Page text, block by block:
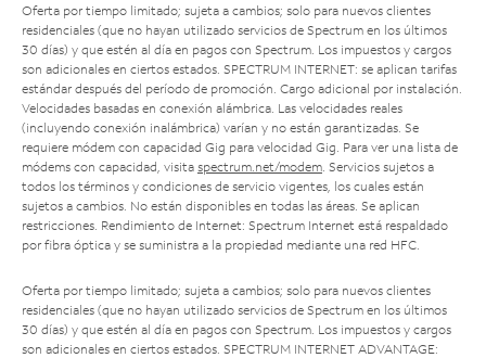
Oferta por tiempo limitado; sujeta a cambios; solo para nuevos clientes
residenciales (que no hayan utilizado servicios de Spectrum en los últimos
30 días) y que estén al día en pagos con Spectrum. Los impuestos y cargos
son adicionales en ciertos estados. SPECTRUM INTERNET: se aplican tarifas
estándar después del período de promoción. Cargo adicional por instalación.
Velocidades basadas en conexión alámbrica. Las velocidades reales
(incluyendo conexión inalámbrica) varían y no están garantizadas. Se
requiere módem con capacidad Gig para velocidad Gig. Para ver una lista de
módems con capacidad, visita spectrum.net/modem . Servicios sujetos a
todos los términos y condiciones de servicio vigentes, los cuales están
sujetos a cambios. No están disponibles en todas las áreas. Se aplican
restricciones. Rendimiento de Internet: Spectrum Internet está respaldado
por fibra óptica y se suministra a la propiedad mediante una red HFC.
Oferta por tiempo limitado; sujeta a cambios; solo para nuevos clientes
residenciales (que no hayan utilizado servicios de Spectrum en los últimos
30 días) y que estén al día en pagos con Spectrum. Los impuestos y cargos
son adicionales en ciertos estados. SPECTRUM INTERNET ADVANTAGE: